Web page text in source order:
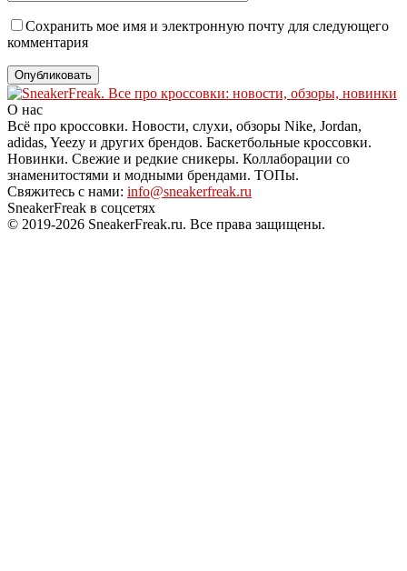
Сохранить мое имя и электронную почту для следующего
комментария
О нас
Всё про кроссовки. Новости, слухи, обзоры Nike, Jordan,
adidas, Yeezy и других брендов. Баскетбольные кроссовки.
Новинки. Свежие и редкие сникеры. Коллаборации со
знаменитостями и модными брендами. ТОПы.
Свяжитесь с нами: info@sneakerfreak.ru
SneakerFreak в соцсетях
© 2019-2026 SneakerFreak.ru. Все права защищены.